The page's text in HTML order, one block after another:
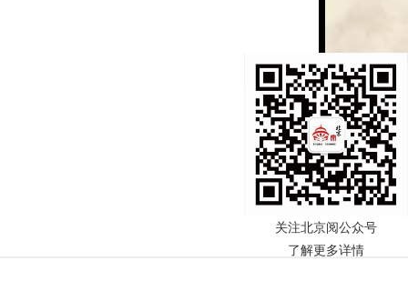
第二课 撇捺组
关注北京阅公众号
了解更多详情